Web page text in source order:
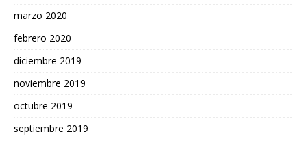
marzo 2020
febrero 2020
diciembre 2019
noviembre 2019
octubre 2019
septiembre 2019